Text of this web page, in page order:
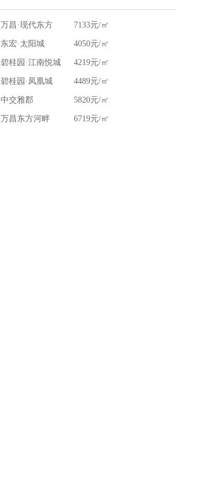
万昌·现代东方 7133元/㎡
东宏·太阳城 4050元/㎡
碧桂园·江南悦城 4219元/㎡
碧桂园·凤凰城 4489元/㎡
中交雅郡 5820元/㎡
万昌东方河畔 6719元/㎡